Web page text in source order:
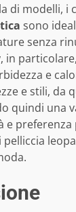
di modelli, i
sono
senza
in
e
e stili, da
quindi una
e